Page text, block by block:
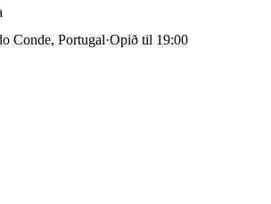
Conde, Portugal·Opið til 19:00